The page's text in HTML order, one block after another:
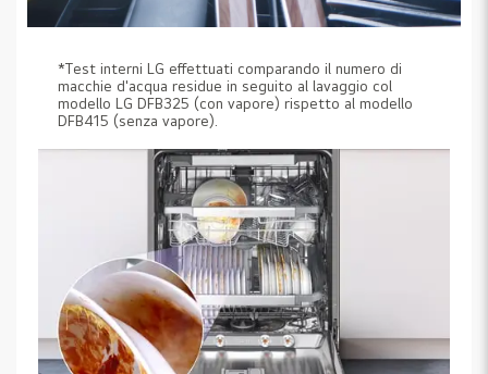
*Test interni LG effettuati comparando il numero di
macchie d'acqua residue in seguito al lavaggio col
modello LG DFB325 (con vapore) rispetto al modello
DFB415 (senza vapore).